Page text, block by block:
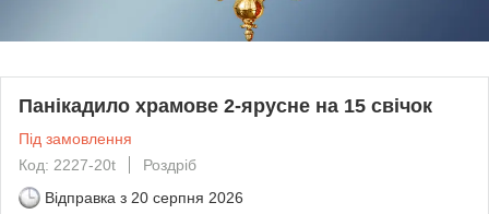
Панікадило храмове 2-ярусне на 15 свічок
Під замовлення
Код: 2227-20t
Роздріб
Відправка з 20 серпня 2026